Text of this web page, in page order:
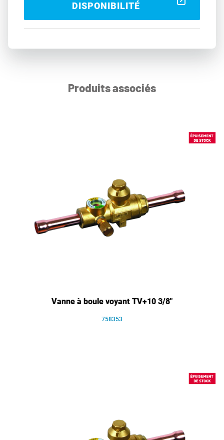
DISPONIBILITÉ
Produits associés
Vanne à boule voyant TV+10 3/8"
758353